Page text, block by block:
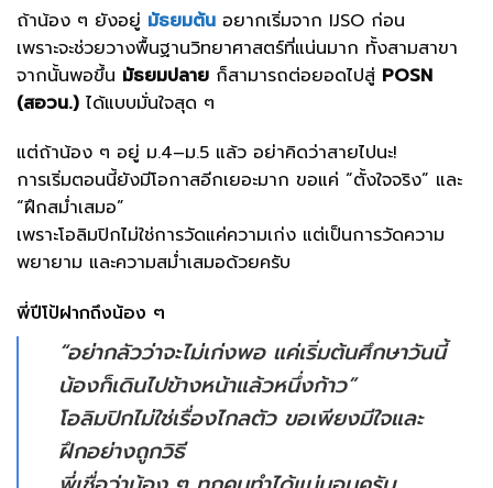
ถ้าน้อง ๆ ยังอยู่ มัธยมต้น อยากเริ่มจาก IJSO ก่อน
เพราะจะช่วยวางพื้นฐานวิทยาศาสตร์ที่แน่นมาก ทั้งสามสาขา
จากนั้นพอขึ้น มัธยมปลาย ก็สามารถต่อยอดไปสู่ POSN
(สอวน.) ได้แบบมั่นใจสุด ๆ
แต่ถ้าน้อง ๆ อยู่ ม.4–ม.5 แล้ว อย่าคิดว่าสายไปนะ!
การเริ่มตอนนี้ยังมีโอกาสอีกเยอะมาก ขอแค่ “ตั้งใจจริง” และ
“ฝึกสม่ำเสมอ”
เพราะโอลิมปิกไม่ใช่การวัดแค่ความเก่ง แต่เป็นการวัดความ
พยายาม และความสม่ำเสมอด้วยครับ
พี่ปีโป้ฝากถึงน้อง ๆ
“อย่ากลัวว่าจะไม่เก่งพอ แค่เริ่มต้นศึกษาวันนี้
น้องก็เดินไปข้างหน้าแล้วหนึ่งก้าว”
โอลิมปิกไม่ใช่เรื่องไกลตัว ขอเพียงมีใจและ
ฝึกอย่างถูกวิธี